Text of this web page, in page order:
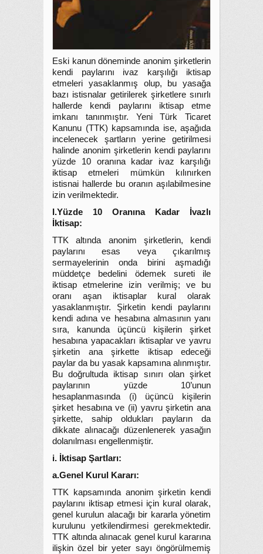
Eski kanun döneminde anonim şirketlerin
kendi paylarını ivaz karşılığı iktisap
etmeleri yasaklanmış olup, bu yasağa
bazı istisnalar getirilerek şirketlere sınırlı
hallerde kendi paylarını iktisap etme
imkanı tanınmıştır. Yeni Türk Ticaret
Kanunu (TTK) kapsamında ise, aşağıda
incelenecek şartların yerine getirilmesi
halinde anonim şirketlerin kendi paylarını
yüzde 10 oranına kadar ivaz karşılığı
iktisap etmeleri mümkün kılınırken
istisnai hallerde bu oranın aşılabilmesine
izin verilmektedir.
I.Yüzde 10 Oranına Kadar İvazlı
İktisap:
TTK altında anonim şirketlerin, kendi
paylarını esas veya çıkarılmış
sermayelerinin onda birini aşmadığı
müddetçe bedelini ödemek sureti ile
iktisap etmelerine izin verilmiş; ve bu
oranı aşan iktisaplar kural olarak
yasaklanmıştır. Şirketin kendi paylarını
kendi adına ve hesabına almasının yanı
sıra, kanunda üçüncü kişilerin şirket
hesabına yapacakları iktisaplar ve yavru
şirketin ana şirkette iktisap edeceği
paylar da bu yasak kapsamına alınmıştır.
Bu doğrultuda iktisap sınırı olan şirket
paylarının yüzde 10’unun
hesaplanmasında (i) üçüncü kişilerin
şirket hesabına ve (ii) yavru şirketin ana
şirkette, sahip oldukları payların da
dikkate alınacağı düzenlenerek yasağın
dolanılması engellenmiştir.
i. İktisap Şartları:
a.Genel Kurul Kararı:
TTK kapsamında anonim şirketin kendi
paylarını iktisap etmesi için kural olarak,
genel kurulun alacağı bir kararla yönetim
kurulunu yetkilendirmesi gerekmektedir.
TTK altında alınacak genel kurul kararına
ilişkin özel bir yeter sayı öngörülmemiş